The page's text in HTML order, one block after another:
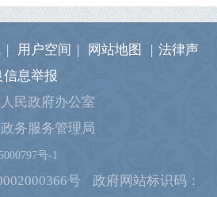
| 用户空间 | 网站地图 | 法律声
信息举报
民政府办公室
务服务管理局
号-1
号 政府网站标识码：